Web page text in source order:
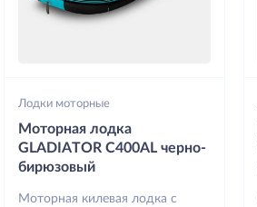
Лодки моторные
Моторная лодка
GLADIATOR C400AL черно-
бирюзовый
Моторная килевая лодка с